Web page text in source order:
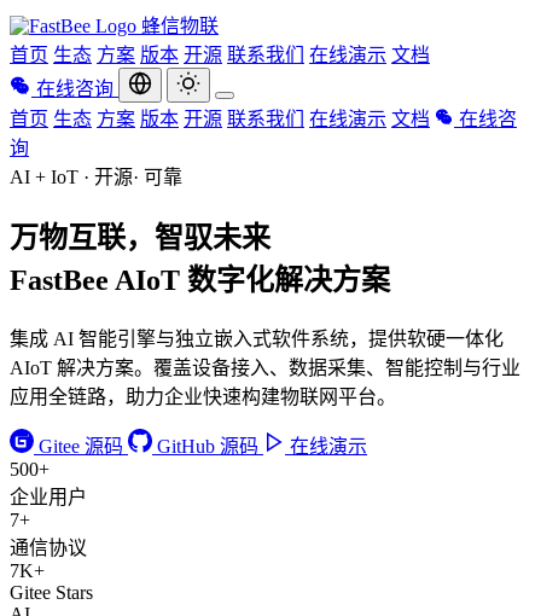
蜂信物联
首页 生态 方案 版本 开源 联系我们 在线演示 文档
在线咨询
首页 生态 方案 版本 开源 联系我们 在线演示 文档
在线咨
询
AI + IoT · 开源· 可靠
万物互联，智驭未来
FastBee AIoT 数字化解决方案
集成 AI 智能引擎与独立嵌入式软件系统，提供软硬一体化
AIoT 解决方案。覆盖设备接入、数据采集、智能控制与行业
应用全链路，助力企业快速构建物联网平台。
Gitee 源码 GitHub 源码
在线演示
500+
企业用户
7+
通信协议
7K+
Gitee Stars